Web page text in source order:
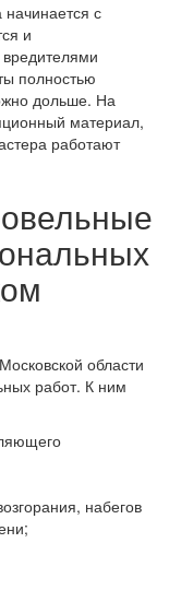
с
и
полностью
дольше. На
материал,
работают
области
работ. К ним
набегов